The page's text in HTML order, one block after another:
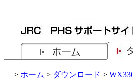
> ホーム > ダウンロード >